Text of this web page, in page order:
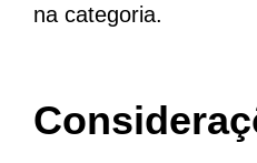
na categoria.